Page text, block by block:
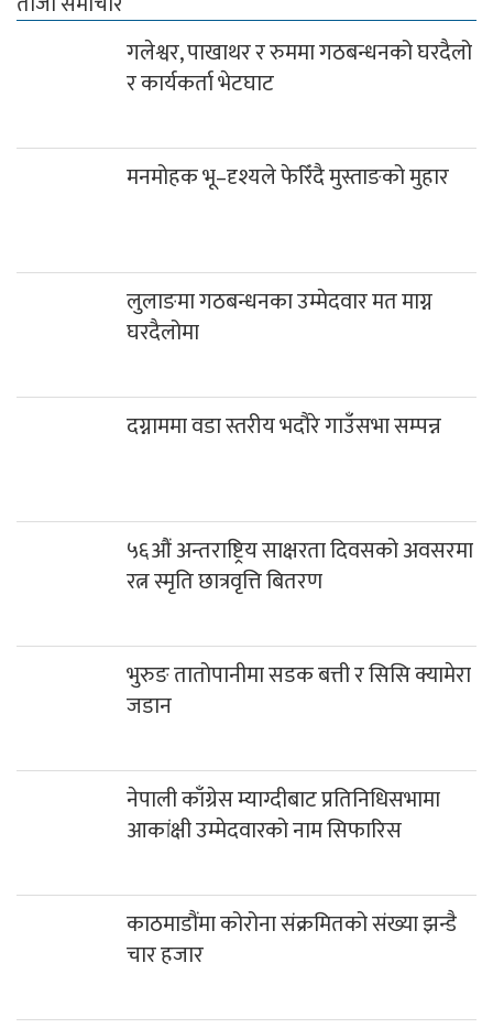
गलेश्वर, पाखाथर र रुममा गठबन्धनको घरदैलो
र कार्यकर्ता भेटघाट
मनमोहक भू–दृश्यले फेरिँदै मुस्ताङको मुहार
लुलाङमा गठबन्धनका उम्मेदवार मत माग्न
घरदैलोमा
दग्नाममा वडा स्तरीय भदौरे गाउँसभा सम्पन्न
५६औं अन्तराष्ट्रिय साक्षरता दिवसको अवसरमा
रत्न स्मृति छात्रवृत्ति बितरण
भुरुङ तातोपानीमा सडक बत्ती र सिसि क्यामेरा
जडान
नेपाली काँग्रेस म्याग्दीबाट प्रतिनिधिसभामा
आकांक्षी उम्मेदवारको नाम सिफारिस
काठमाडौंमा कोरोना संक्रमितको संख्या झन्डै
चार हजार